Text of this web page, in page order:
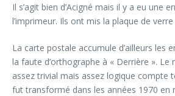
Il s’agit bien d’Acigné mais il y a eu une
l’imprimeur. Ils ont mis la plaque de verre
La carte postale accumule d’ailleurs les
la faute d’orthographe à « Derrière ». Le
assez trivial mais assez logique compte
fut transformé dans les années 1970 en